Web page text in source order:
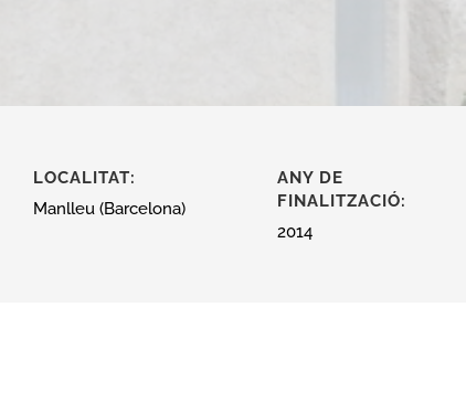
LOCALITAT:
Manlleu (Barcelona)
ANY DE
FINALITZACIÓ:
2014